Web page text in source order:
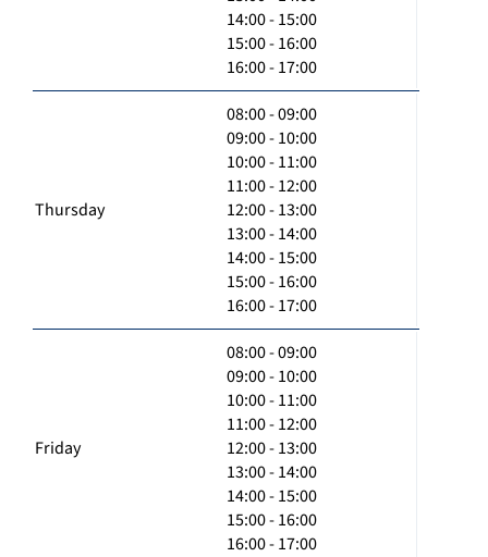
14:00 - 15:00
15:00 - 16:00
16:00 - 17:00
Thursday
08:00 - 09:00
09:00 - 10:00
10:00 - 11:00
11:00 - 12:00
12:00 - 13:00
13:00 - 14:00
14:00 - 15:00
15:00 - 16:00
16:00 - 17:00
Friday
08:00 - 09:00
09:00 - 10:00
10:00 - 11:00
11:00 - 12:00
12:00 - 13:00
13:00 - 14:00
14:00 - 15:00
15:00 - 16:00
16:00 - 17:00